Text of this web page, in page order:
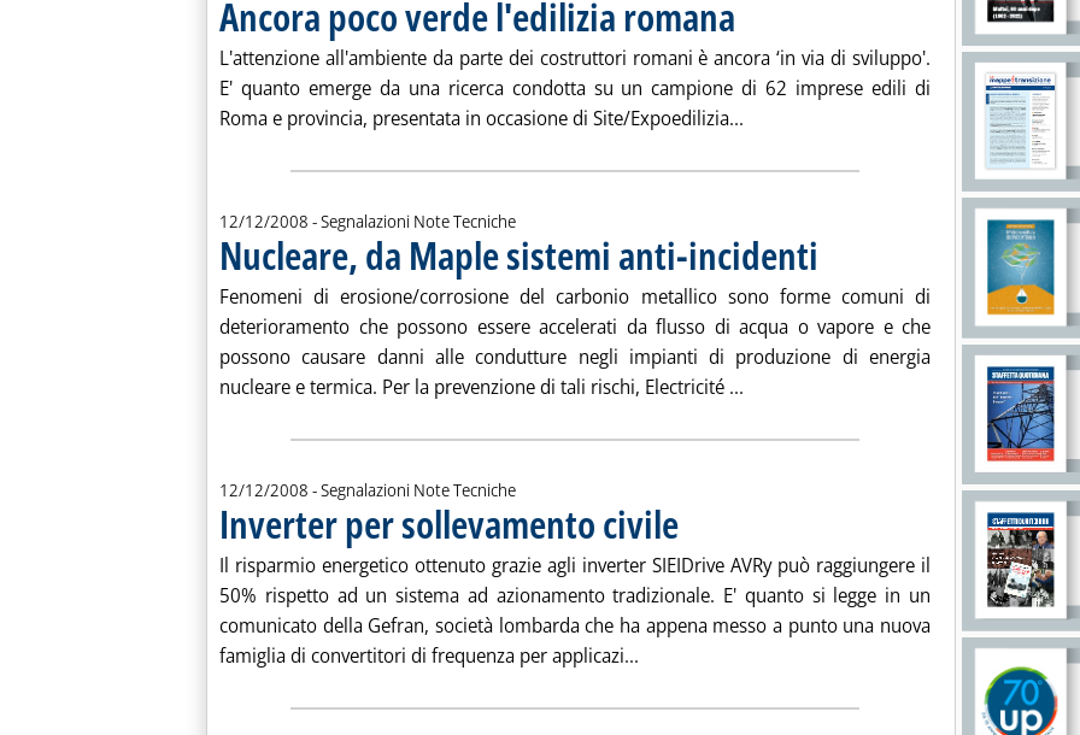
Ancora poco verde l'edilizia romana . Pubblicata venerdì 12 dicembre 2008 alle 15.37.
L'attenzione all'ambiente da parte dei costruttori romani è ancora ‘in via di sviluppo'.
E' quanto emerge da una ricerca condotta su un campione di 62 imprese edili di
Roma e provincia, presentata in occasione di Site/Expoedilizia... Leggi tutta la notizia: 'Ancora poco
12/12/2008 - Segnalazioni Note Tecniche
Nucleare, da Maple sistemi anti-incidenti . Pubblicata venerdì 12 dicembre 2008 alle
Fenomeni di erosione/corrosione del carbonio metallico sono forme comuni di
deterioramento che possono essere accelerati da flusso di acqua o vapore e che
possono causare danni alle condutture negli impianti di produzione di energia
nucleare e termica. Per la prevenzione di tali rischi, Electricité ... Leggi tutta la notizia: 'Nucleare, da
12/12/2008 - Segnalazioni Note Tecniche
Inverter per sollevamento civile
Il risparmio energetico ottenuto grazie agli inverter SIEIDrive AVRy può raggiungere il
50% rispetto ad un sistema ad azionamento tradizionale. E' quanto si legge in un
comunicato della Gefran, società lombarda che ha appena messo a punto una nuova
famiglia di convertitori di frequenza per applicazi... Leggi tutta la notizia: 'Inverter per sollevamento